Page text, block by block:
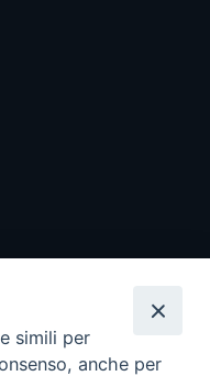
simili per
anche per